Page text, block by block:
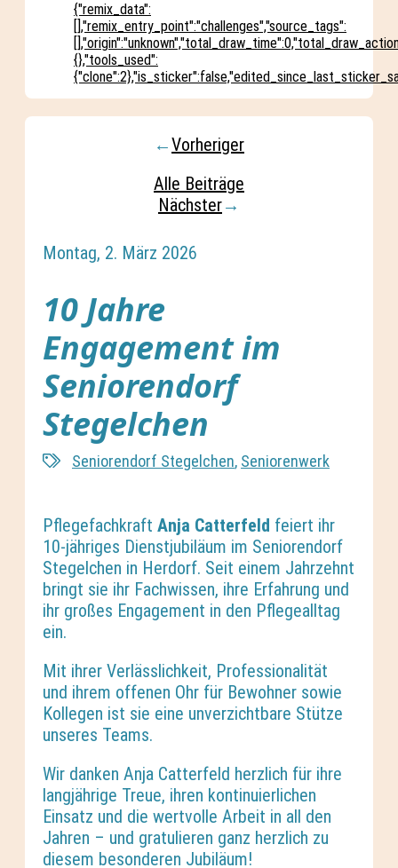
←Vorheriger
Alle Beiträge
Nächster→
Montag, 2. März 2026
10 Jahre
Engagement im
Seniorendorf
Stegelchen
Seniorendorf Stegelchen, Seniorenwerk
Pflegefachkraft Anja Catterfeld feiert ihr
10-jähriges Dienstjubiläum im Seniorendorf
Stegelchen in Herdorf. Seit einem Jahrzehnt
bringt sie ihr Fachwissen, ihre Erfahrung und
ihr großes Engagement in den Pflegealltag
ein.
Mit ihrer Verlässlichkeit, Professionalität
und ihrem offenen Ohr für Bewohner sowie
Kollegen ist sie eine unverzichtbare Stütze
unseres Teams.
Wir danken Anja Catterfeld herzlich für ihre
langjährige Treue, ihren kontinuierlichen
Einsatz und die wertvolle Arbeit in all den
Jahren – und gratulieren ganz herzlich zu
diesem besonderen Jubiläum!
{"remix_data":
[],"remix_entry_point":"challenges","source_tags":
{},"tools_used":